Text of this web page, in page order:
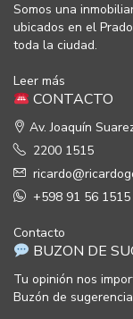
Somos una
ubicados en el
toda la ciudad.
Leer más
CONTACTO
Av. Joaquín
2200 1515
+598 91 56 1515
Contacto
BUZON DE
Tu opinión nos
Buzón de